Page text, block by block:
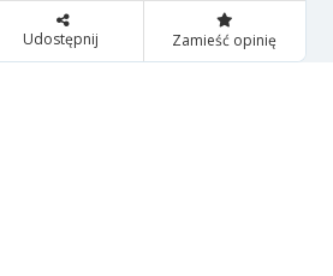
Udostępnij Zamieść opinię